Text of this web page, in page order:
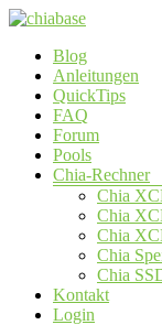
Zum
springen
chiabase
CHIA
Info-
Community
Seite
Menü
Blog
Anleitungen
QuickTips
FAQ
Forum
Pools
Chia-Rechner
Chia
Chia
Chia
Chia
Chia
Kontakt
Login